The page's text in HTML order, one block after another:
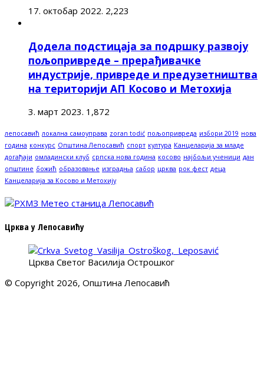
17. октобар 2022. 2,223
Додела подстицаја за подршку развоју
пољопривреде – прерађивачке
индустрије, привреде и предузетништва
на територији АП Косово и Метохија
3. март 2023. 1,872
лепосавић локална самоуправа zoran todić пољопривреда избори 2019 нова
година конкурс Општина Лепосавић спорт култура Канцеларија за младе
догађаји омладински клуб српска нова година косово најбољи ученици дан
општине божић образовање изградња сабор црква рок фест деца
Канцеларија за Косово и Метохију
Црква у Лепосавићу
Црква Светог Василија Острошког
© Copyright 2026, Општина Лепосавић